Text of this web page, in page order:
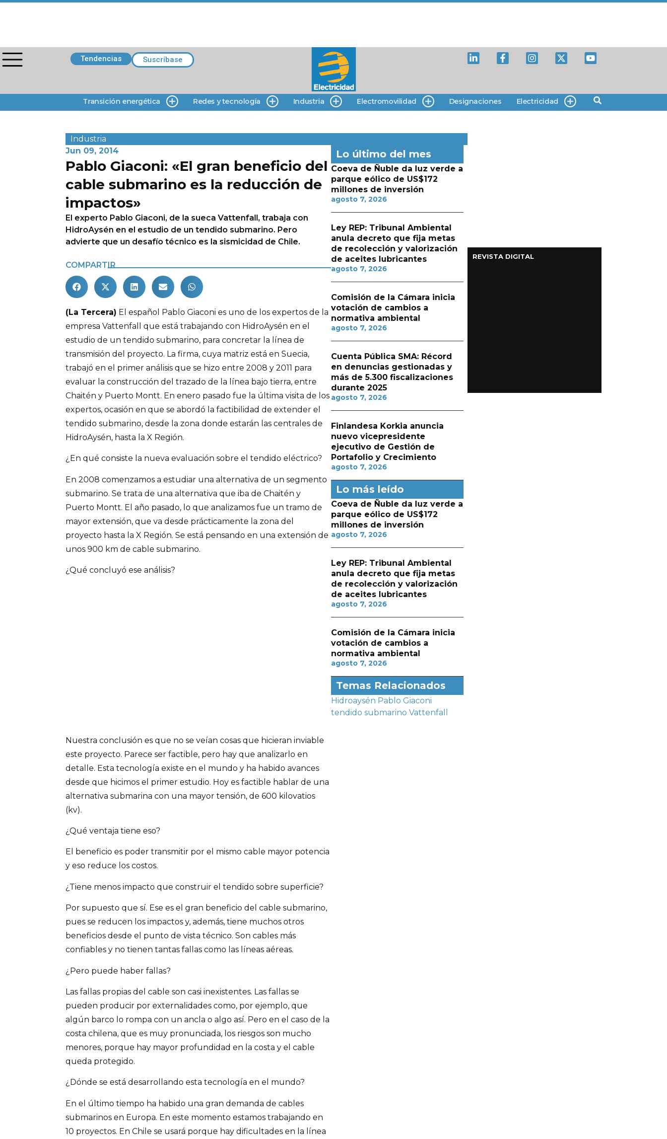
Tendencias Suscríbase
Transición energética Redes y tecnología Industria Electromovilidad Designaciones Electricidad
Industria
Jun 09, 2014
Pablo Giaconi: «El gran beneficio del
cable submarino es la reducción de
impactos»
El experto Pablo Giaconi, de la sueca Vattenfall, trabaja con
HidroAysén en el estudio de un tendido submarino. Pero
advierte que un desafío técnico es la sismicidad de Chile.
COMPARTIR
(La Tercera) El español Pablo Giaconi es uno de los expertos de la
empresa Vattenfall que está trabajando con HidroAysén en el
estudio de un tendido submarino, para concretar la línea de
transmisión del proyecto. La firma, cuya matriz está en Suecia,
trabajó en el primer análisis que se hizo entre 2008 y 2011 para
evaluar la construcción del trazado de la línea bajo tierra, entre
Chaitén y Puerto Montt. En enero pasado fue la última visita de los
expertos, ocasión en que se abordó la factibilidad de extender el
tendido submarino, desde la zona donde estarán las centrales de
HidroAysén, hasta la X Región.
¿En qué consiste la nueva evaluación sobre el tendido eléctrico?
En 2008 comenzamos a estudiar una alternativa de un segmento
submarino. Se trata de una alternativa que iba de Chaitén y
Puerto Montt. El año pasado, lo que analizamos fue un tramo de
mayor extensión, que va desde prácticamente la zona del
proyecto hasta la X Región. Se está pensando en una extensión de
unos 900 km de cable submarino.
¿Qué concluyó ese análisis?
Nuestra conclusión es que no se veían cosas que hicieran inviable
este proyecto. Parece ser factible, pero hay que analizarlo en
detalle. Esta tecnología existe en el mundo y ha habido avances
desde que hicimos el primer estudio. Hoy es factible hablar de una
alternativa submarina con una mayor tensión, de 600 kilovatios
(kv).
¿Qué ventaja tiene eso?
El beneficio es poder transmitir por el mismo cable mayor potencia
y eso reduce los costos.
¿Tiene menos impacto que construir el tendido sobre superficie?
Por supuesto que sí. Ese es el gran beneficio del cable submarino,
pues se reducen los impactos y, además, tiene muchos otros
beneficios desde el punto de vista técnico. Son cables más
confiables y no tienen tantas fallas como las líneas aéreas.
¿Pero puede haber fallas?
Las fallas propias del cable son casi inexistentes. Las fallas se
pueden producir por externalidades como, por ejemplo, que
algún barco lo rompa con un ancla o algo así. Pero en el caso de la
costa chilena, que es muy pronunciada, los riesgos son mucho
menores, porque hay mayor profundidad en la costa y el cable
queda protegido.
¿Dónde se está desarrollando esta tecnología en el mundo?
En el último tiempo ha habido una gran demanda de cables
submarinos en Europa. En este momento estamos trabajando en
10 proyectos. En Chile se usará porque hay dificultades en la línea
Lo último del mes
Coeva de Ñuble da luz verde a
parque eólico de US$172
millones de inversión
agosto 7, 2026
Ley REP: Tribunal Ambiental
anula decreto que fija metas
de recolección y valorización
de aceites lubricantes
agosto 7, 2026
Comisión de la Cámara inicia
votación de cambios a
normativa ambiental
agosto 7, 2026
Cuenta Pública SMA: Récord
en denuncias gestionadas y
más de 5.300 fiscalizaciones
durante 2025
agosto 7, 2026
Finlandesa Korkia anuncia
nuevo vicepresidente
ejecutivo de Gestión de
Portafolio y Crecimiento
agosto 7, 2026
Lo más leído
Coeva de Ñuble da luz verde a
parque eólico de US$172
millones de inversión
agosto 7, 2026
Ley REP: Tribunal Ambiental
anula decreto que fija metas
de recolección y valorización
de aceites lubricantes
agosto 7, 2026
Comisión de la Cámara inicia
votación de cambios a
normativa ambiental
agosto 7, 2026
Temas Relacionados
Hidroaysén Pablo Giaconi
tendido submarino Vattenfall
REVISTA DIGITAL